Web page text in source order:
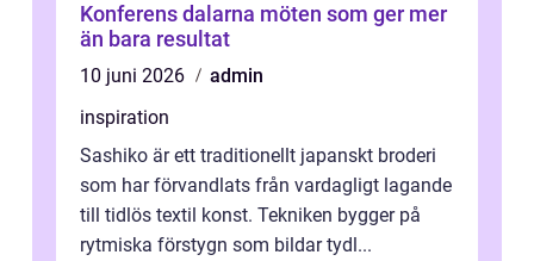
Konferens dalarna möten som ger mer
än bara resultat
10 juni 2026
admin
inspiration
Sashiko är ett traditionellt japanskt broderi
som har förvandlats från vardagligt lagande
till tidlös textil konst. Tekniken bygger på
rytmiska förstygn som bildar tydl...